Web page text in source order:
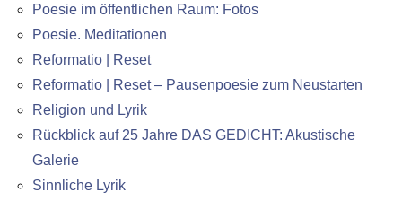
Poesie im öffentlichen Raum: Fotos
Poesie. Meditationen
Reformatio | Reset
Reformatio | Reset – Pausenpoesie zum Neustarten
Religion und Lyrik
Rückblick auf 25 Jahre DAS GEDICHT: Akustische
Galerie
Sinnliche Lyrik